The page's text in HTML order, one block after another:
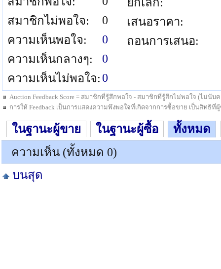
สมาชิกไม่พอใจ:
0
ความเห็นพอใจ:
0
ความเห็นกลางๆ:
0
ความเห็นไม่พอใจ: 0
เสนอราคา:
ถอนการเสนอ:
Auction Feedback Score = สมาชิกที่รู้สึกพอใจ - สมาชิกที่รู้สึกไม่พอใจ (ไม่นั
การให้ Feedback เป็นการแสดงความพึงพอใจที่เกิดจากการซื้อขาย เป็นสิทธิ
ในฐานะผู้ขาย ในฐานะผู้ซื้อ
ทั้งหมด
ความเห็น (ทั้งหมด 0)
บนสุด